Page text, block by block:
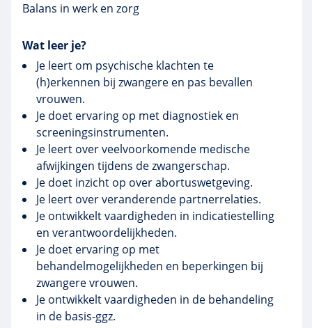
Balans in werk en zorg
Wat leer je?
Je leert om psychische klachten te
(h)erkennen bij zwangere en pas bevallen
vrouwen.
Je doet ervaring op met diagnostiek en
screeningsinstrumenten.
Je leert over veelvoorkomende medische
afwijkingen tijdens de zwangerschap.
Je doet inzicht op over abortuswetgeving.
Je leert over veranderende partnerrelaties.
Je ontwikkelt vaardigheden in indicatiestelling
en verantwoordelijkheden.
Je doet ervaring op met
behandelmogelijkheden en beperkingen bij
zwangere vrouwen.
Je ontwikkelt vaardigheden in de behandeling
in de basis-ggz.